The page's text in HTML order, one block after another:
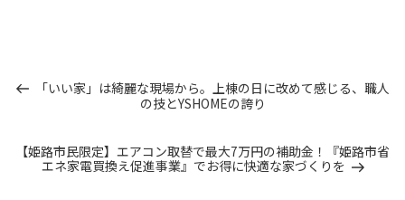
投
ナ
過
稿
「いい家」は綺麗な現場から。上棟の日に改めて感じる、職人
の技とYSHOMEの誇り
次【姫路市民限定】エアコン取替で最大7万円の補助金！『姫路市省
エネ家電買換え促進事業』でお得に快適な家づくりを